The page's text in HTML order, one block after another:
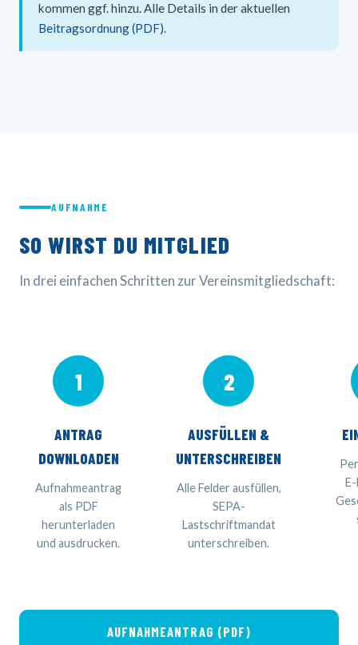
kommen ggf. hinzu. Alle Details in der aktuellen
Beitragsordnung (PDF).
AUFNAHME
SO WIRST DU MITGLIED
In drei einfachen Schritten zur Vereinsmitgliedschaft:
1
ANTRAG
DOWNLOADEN
Aufnahmeantrag
als PDF
herunterladen
und ausdrucken.
2
AUSFÜLLEN &
UNTERSCHREIBEN
Alle Felder ausfüllen,
SEPA-
Lastschriftmandat
unterschreiben.
AUFNAHMEANTRAG (PDF)